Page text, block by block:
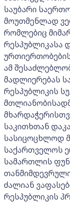
საუბარი
მოუთმენლად
რომლებიც
რესპუბლიკასა
ურთიერთობების
ამ
მადლიერებას
რესპუბლიკის
საკითხთან
სასიცოცხლოდ
საქართველოს
სამართლის
თანმიმდევრული
ძალიან
რესპუბლიკის